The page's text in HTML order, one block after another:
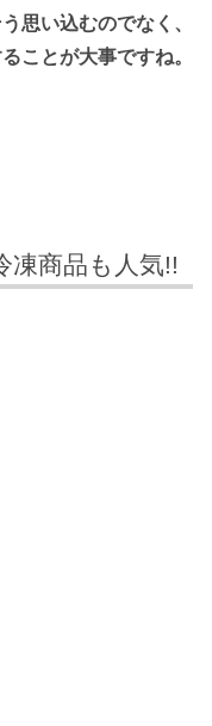
思い込むのでなく、
ことが大事ですね。
凍商品も人気!!